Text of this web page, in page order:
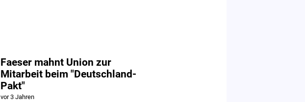
Faeser mahnt Union zur
Mitarbeit beim "Deutschland-
Pakt"
vor 3 Jahren